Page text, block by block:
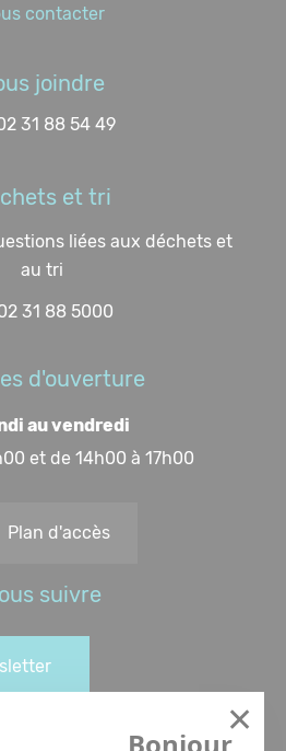
contacter
joindre
31 88 54 49
et tri
liées aux déchets et
au tri
31 88 5000
d'ouverture
au vendredi
et de 14h00 à 17h00
Plan d'accès
suivre
Bonjour,